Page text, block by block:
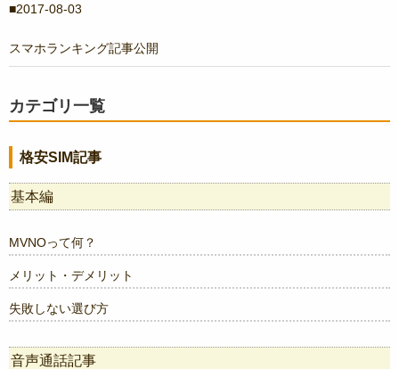
2017-08-03
スマホランキング記事公開
カテゴリ一覧
格安SIM記事
基本編
MVNOって何？
メリット・デメリット
失敗しない選び方
音声通話記事